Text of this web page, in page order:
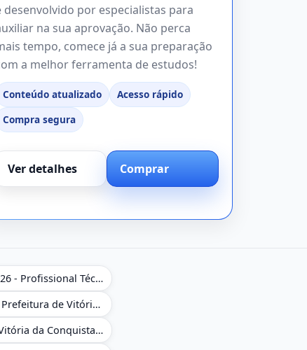
desenvolvido por especialistas para
na sua aprovação. Não perca
tempo, comece já a sua preparação
a melhor ferramenta de estudos!
Conteúdo atualizado
Acesso rápido
Compra segura
Ver detalhes Comprar
Apostila NAV Brasil 2026 - Profissional Técnico de Navegação Aérea - Operador de Torre de Controle
Caderno de Questões Prefeitura de Vitória da Conquista em PDF - BA - Conhecimentos Gerais - 450 Questões Gabaritadas
Combo Prefeitura de Vitória da Conquista - BA 2026 - Monitor Escolar (Suporte às Crianças com Deficiência)